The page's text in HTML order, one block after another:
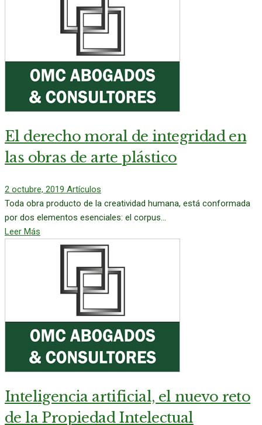
El derecho moral de integridad en
las obras de arte plástico
2 octubre, 2019 Artículos
Toda obra producto de la creatividad humana, está conformada
por dos elementos esenciales: el corpus...
Leer Más
Inteligencia artificial, el nuevo reto
de la Propiedad Intelectual